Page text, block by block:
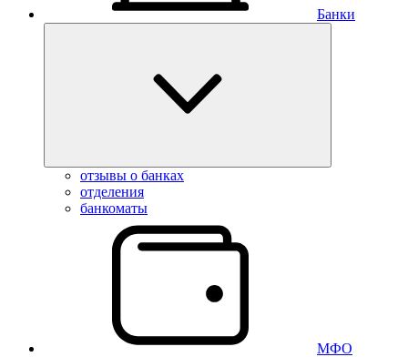
Банки
отзывы о банках
отделения
банкоматы
МФО